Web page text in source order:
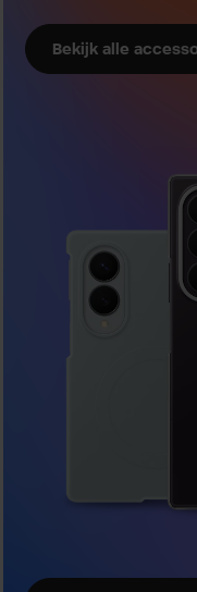
Bekijk alle